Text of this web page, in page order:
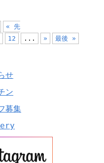
« 先
12 ... » 最後 »